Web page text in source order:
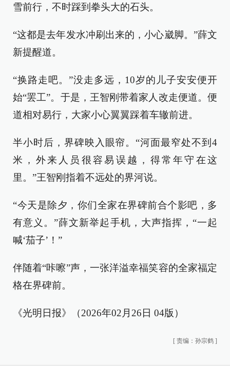
雪前行，不时踩到拳头大的石头。
“这都是去年发水冲刷出来的，小心崴脚。”薛文
新提醒道。
“换路走吧。”没走多远，10岁的儿子安安便开
始“罢工”。于是，王智刚带着家人改走便道。便
道相对易行，大家小心翼翼踩着车辙前进。
半小时后，界碑映入眼帘。“河面最窄处不到4
米，外来人员很容易误越，得常年守在这
里。”王智刚指着不远处的界河说。
“今天是除夕，你们全家在界碑前合个影吧，多
有意义。”薛文新举起手机，大声指挥，“一起
喊‘茄子’！”
伴随着“咔嚓”声，一张洋溢幸福笑容的全家福定
格在界碑前。
《光明日报》（2026年02月26日 04版）
[ 责编：孙宗鹤 ]